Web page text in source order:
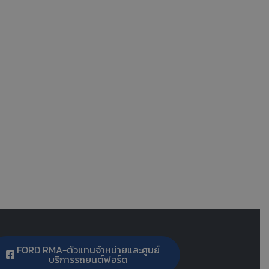
FORD RMA-ตัวแทนจำหน่ายและศูนย์
บริการรถยนต์ฟอร์ด